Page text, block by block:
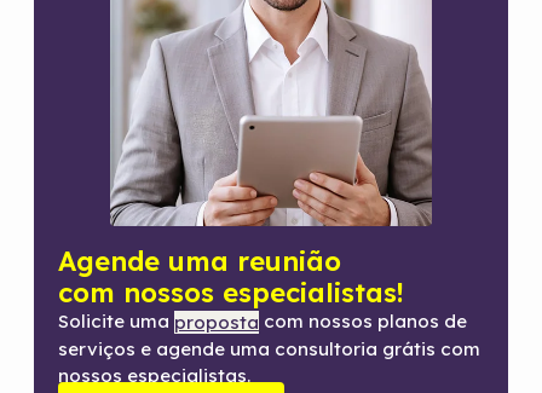
Agende uma reunião
com nossos especialistas!
Solicite uma proposta com nossos planos de
serviços e agende uma consultoria grátis com
nossos especialistas.